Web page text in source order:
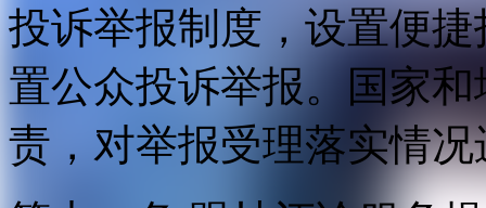
投诉举报制度，设置便
置公众投诉举报。国家
责，对举报受理落实情